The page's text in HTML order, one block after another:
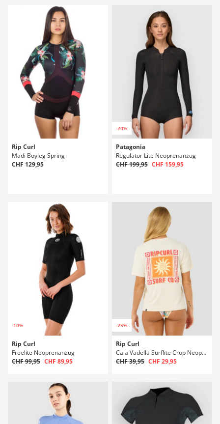
Rip Curl
Madi Boyleg Spring
CHF 129,95
-20%
Patagonia
Regulator Lite Neoprenanzug
CHF 199,95 CHF 159,95
-10%
Rip Curl
Freelite Neoprenanzug
CHF 99,95 CHF 89,95
-25%
Rip Curl
Cala Vadella Surflite Crop Neoprenanzug
CHF 39,95 CHF 29,95